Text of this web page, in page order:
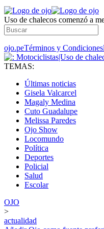
Uso de chalecos comenzó a
ojo.peTérminos y Condiciones
TEMAS:
Últimas noticias
Gisela Valcarcel
Magaly Medina
Cuto Guadalupe
Melissa Paredes
Ojo Show
Locomundo
Política
Deportes
Policial
Salud
Escolar
OJO
>
actualidad